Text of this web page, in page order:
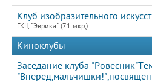
Клуб изобразительного
ГКЦ "Эврика" (71 мкр,)
Киноклубы
Заседание клуба